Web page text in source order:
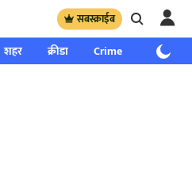
सबस्क्राईब
शहर क्रीडा Crime साप्ताहिक